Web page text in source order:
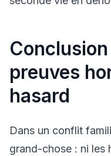
preuves
hasard
Dans un conflit
grand-chose : ni les